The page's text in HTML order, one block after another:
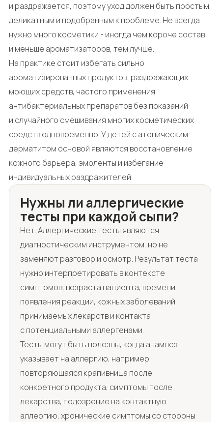
и раздражается, поэтому уход должен быть простым,
деликатным и подобранным к проблеме. Не всегда
нужно много косметики - иногда чем короче состав
и меньше ароматизаторов, тем лучше.
На практике стоит избегать сильно
ароматизированных продуктов, раздражающих
моющих средств, частого применения
антибактериальных препаратов без показаний
и случайного смешивания многих косметических
средств одновременно. У детей с атопическим
дерматитом основой являются восстановление
кожного барьера, эмоленты и избегание
индивидуальных раздражителей.
Нужны ли аллергические
тесты при каждой сыпи?
Нет. Аллергические тесты являются
диагностическим инструментом, но не
заменяют разговор и осмотр. Результат теста
нужно интерпретировать в контексте
симптомов, возраста пациента, времени
появления реакции, кожных заболеваний,
принимаемых лекарств и контакта
с потенциальными аллергенами.
Тесты могут быть полезны, когда анамнез
указывает на аллергию, например
повторяющаяся крапивница после
конкретного продукта, симптомы после
лекарства, подозрение на контактную
аллергию, хронические симптомы со стороны